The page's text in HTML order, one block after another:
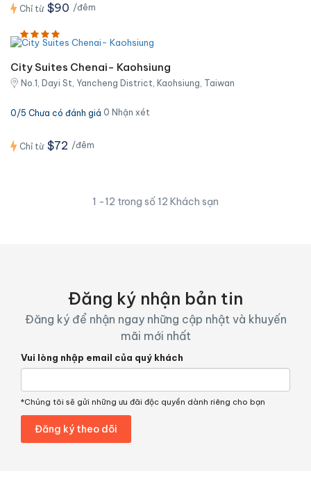
Chỉ từ $90 /đêm
City Suites Chenai- Kaohsiung
No.1, Dayi St, Yancheng District, Kaohsiung, Taiwan
0/5 Chưa có đánh giá 0 Nhận xét
Chỉ từ $72 /đêm
1 -12 trong số 12 Khách sạn
Đăng ký nhận bản tin
Đăng ký để nhận ngay những cập nhật và khuyến
mãi mới nhất
Vui lòng nhập email của quý khách
*Chúng tôi sẽ gửi những ưu đãi độc quyền dành riêng cho bạn